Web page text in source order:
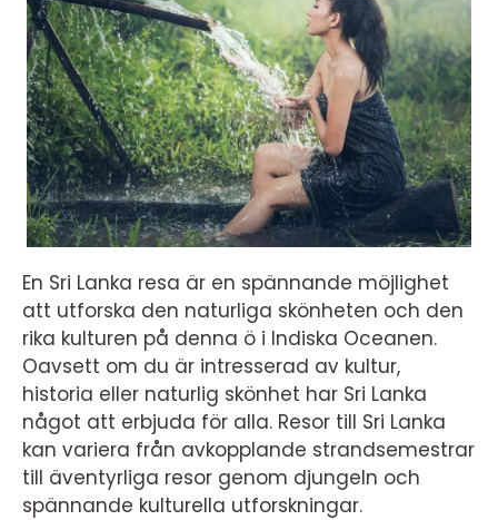
En Sri Lanka resa är en spännande möjlighet
att utforska den naturliga skönheten och den
rika kulturen på denna ö i Indiska Oceanen.
Oavsett om du är intresserad av kultur,
historia eller naturlig skönhet har Sri Lanka
något att erbjuda för alla. Resor till Sri Lanka
kan variera från avkopplande strandsemestrar
till äventyrliga resor genom djungeln och
spännande kulturella utforskningar.